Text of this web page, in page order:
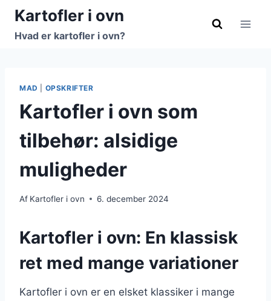
Fortsæt
indhold
Kartofler i ovn
Hvad er kartofler i ovn?
MAD OPSKRIFTER
Kartofler i ovn som
tilbehør: alsidige
muligheder
Af Kartofler i ovn 6. december 2024
Kartofler i ovn: En klassisk
ret med mange variationer
Kartofler i ovn er en elsket klassiker i mange